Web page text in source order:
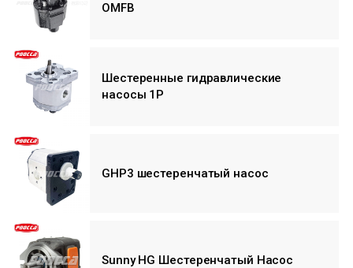
OMFB
Шестеренные гидравлические
насосы 1P
GHP3 шестеренчатый насос
Sunny HG Шестеренчатый Насос